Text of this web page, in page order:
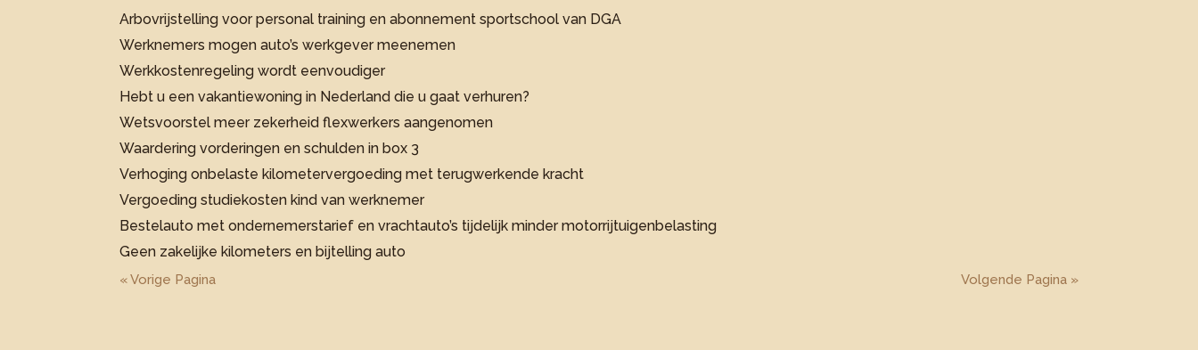
Arbovrijstelling voor personal training en abonnement sportschool van DGA
Werknemers mogen auto’s werkgever meenemen
Werkkostenregeling wordt eenvoudiger
Hebt u een vakantiewoning in Nederland die u gaat verhuren?
Wetsvoorstel meer zekerheid flexwerkers aangenomen
Waardering vorderingen en schulden in box 3
Verhoging onbelaste kilometervergoeding met terugwerkende kracht
Vergoeding studiekosten kind van werknemer
Bestelauto met ondernemerstarief en vrachtauto’s tijdelijk minder motorrijtuigenbelasting
Geen zakelijke kilometers en bijtelling auto
« Vorige Pagina Volgende Pagina »